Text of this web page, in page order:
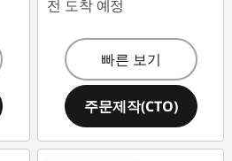
전 도착 예정
빠른 보기
주문제작(CTO)